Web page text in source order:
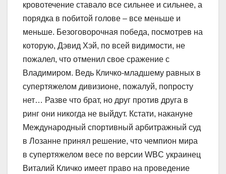
кровотечение ставало все сильнее и сильнее, а
порядка в побитой голове – все меньше и
меньше. Безоговорочная победа, посмотрев на
которую, Дэвид Хэй, по всей видимости, не
пожалел, что отменил свое сражение с
Владимиром. Ведь Кличко-младшему равных в
супертяжелом дивизионе, пожалуй, попросту
нет… Разве что брат, но друг против друга в
ринг они никогда не выйдут. Кстати, накануне
Международный спортивный арбитражный суд
в Лозанне принял решение, что чемпион мира
в супертяжелом весе по версии WBC украинец
Виталий Кличко имеет право на проведение